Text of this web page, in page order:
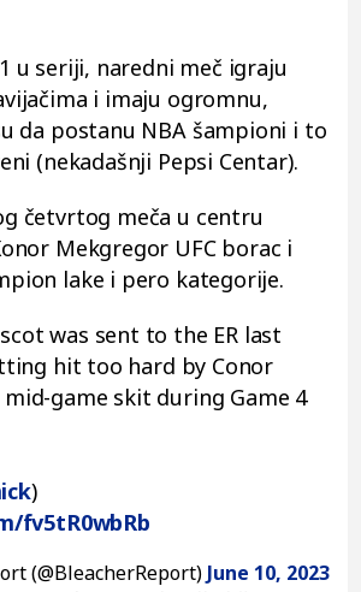
u seriji, naredni meč igraju
i imaju ogromnu,
da postanu NBA šampioni i to
(nekadašnji Pepsi Centar).
četvrtog meča u centru
Mekgregor UFC borac i
lake i pero kategorije.
was sent to the ER last
hit too hard by Conor
game skit during Game 4
)
fv5tR0wbRb
(@BleacherReport) June 10, 2023